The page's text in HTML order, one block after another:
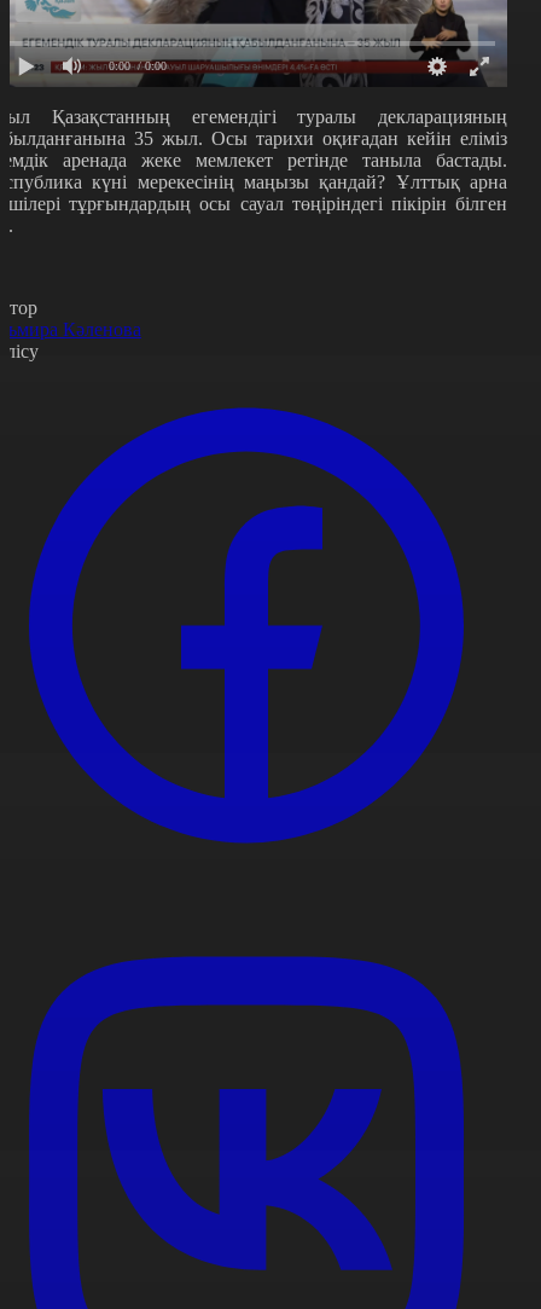
0:00 / 0:00
Қазақстанның егемендігі туралы декларацияның
35 жыл. Осы тарихи оқиғадан кейін еліміз
аренада жеке мемлекет ретінде таныла бастады.
күні мерекесінің маңызы қандай? Ұлттық арна
тұрғындардың осы сауал төңіріндегі пікірін білген
Кәленова